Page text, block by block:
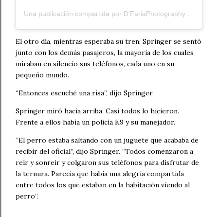
El otro día, mientras esperaba su tren, Springer se sentó
junto con los demás pasajeros, la mayoría de los cuales
miraban en silencio sus teléfonos, cada uno en su
pequeño mundo.
“Entonces escuché una risa”, dijo Springer.
Springer miró hacia arriba. Casi todos lo hicieron.
Frente a ellos había un policía K9 y su manejador.
“El perro estaba saltando con un juguete que acababa de
recibir del oficial”, dijo Springer. “Todos comenzaron a
reír y sonreír y colgaron sus teléfonos para disfrutar de
la ternura. Parecía que había una alegría compartida
entre todos los que estaban en la habitación viendo al
perro”.